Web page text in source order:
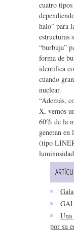
cuatro
halo” para
estructuras
“burbuja”
forma de
identifica
cuando
nuclear.
“Además,
X, vemos
60% de la
generan en
(tipo
Una
por su